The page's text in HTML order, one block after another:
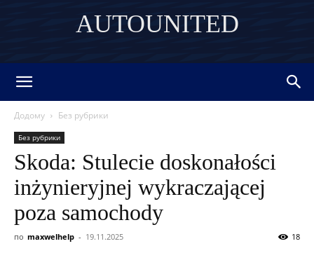
AUTOUNITED
Додому Без рубрики
Без рубрики
Skoda: Stulecie doskonałości
inżynieryjnej wykraczającej
poza samochody
по maxwelhelp - 19.11.2025 18